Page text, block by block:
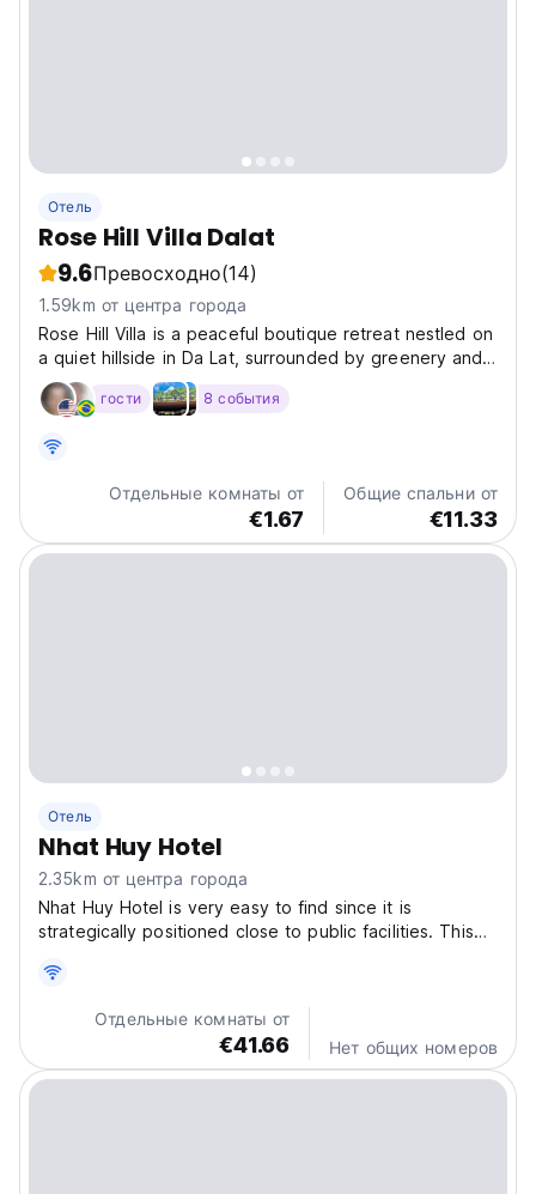
Отель
Rose Hill Villa Dalat
9.6Превосходно(14)
1.59km от центра города
Rose Hill Villa is a peaceful boutique retreat nestled on
a quiet hillside in Da Lat, surrounded by greenery and
fresh mountain air. Designed with a warm, elegant
aesthetic, the villa combines modern comfort with a
гости 8 события
Отдельные комнаты от
€1.67
Общие спальни от
€11.33
Отель
Nhat Huy Hotel
2.35km от центра города
Nhat Huy Hotel is very easy to find since it is
strategically positioned close to public facilities. This
serene and peaceful getaway, far away from the
crowds. Be ready to get the unforgettable stay
experience...Отдельные комнаты от
€41.66 Нет общих номеров